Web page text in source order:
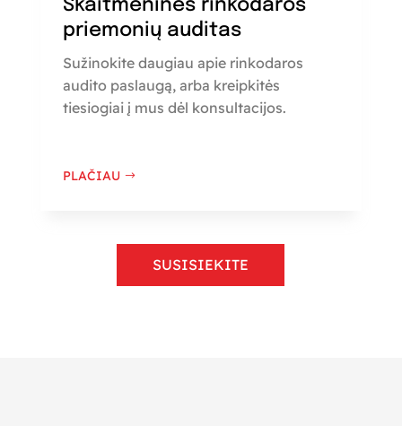
Skaitmeninės rinkodaros
priemonių auditas
Sužinokite daugiau apie rinkodaros
audito paslaugą, arba kreipkitės
tiesiogiai į mus dėl konsultacijos.
PLAČIAU
SUSISIEKITE